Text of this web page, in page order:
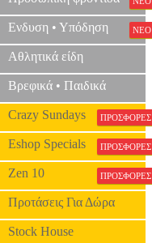
Ενδυση • Υπόδηση ΝΕΟ
Αθλητικά είδη
Βρεφικά • Παιδικά
Crazy Sundays ΠΡΟΣΦΟΡΕΣ
Eshop Specials ΠΡΟΣΦΟΡΕΣ
Zen 10 ΠΡΟΣΦΟΡΕΣ
Προτάσεις Για Δώρα
Stock House